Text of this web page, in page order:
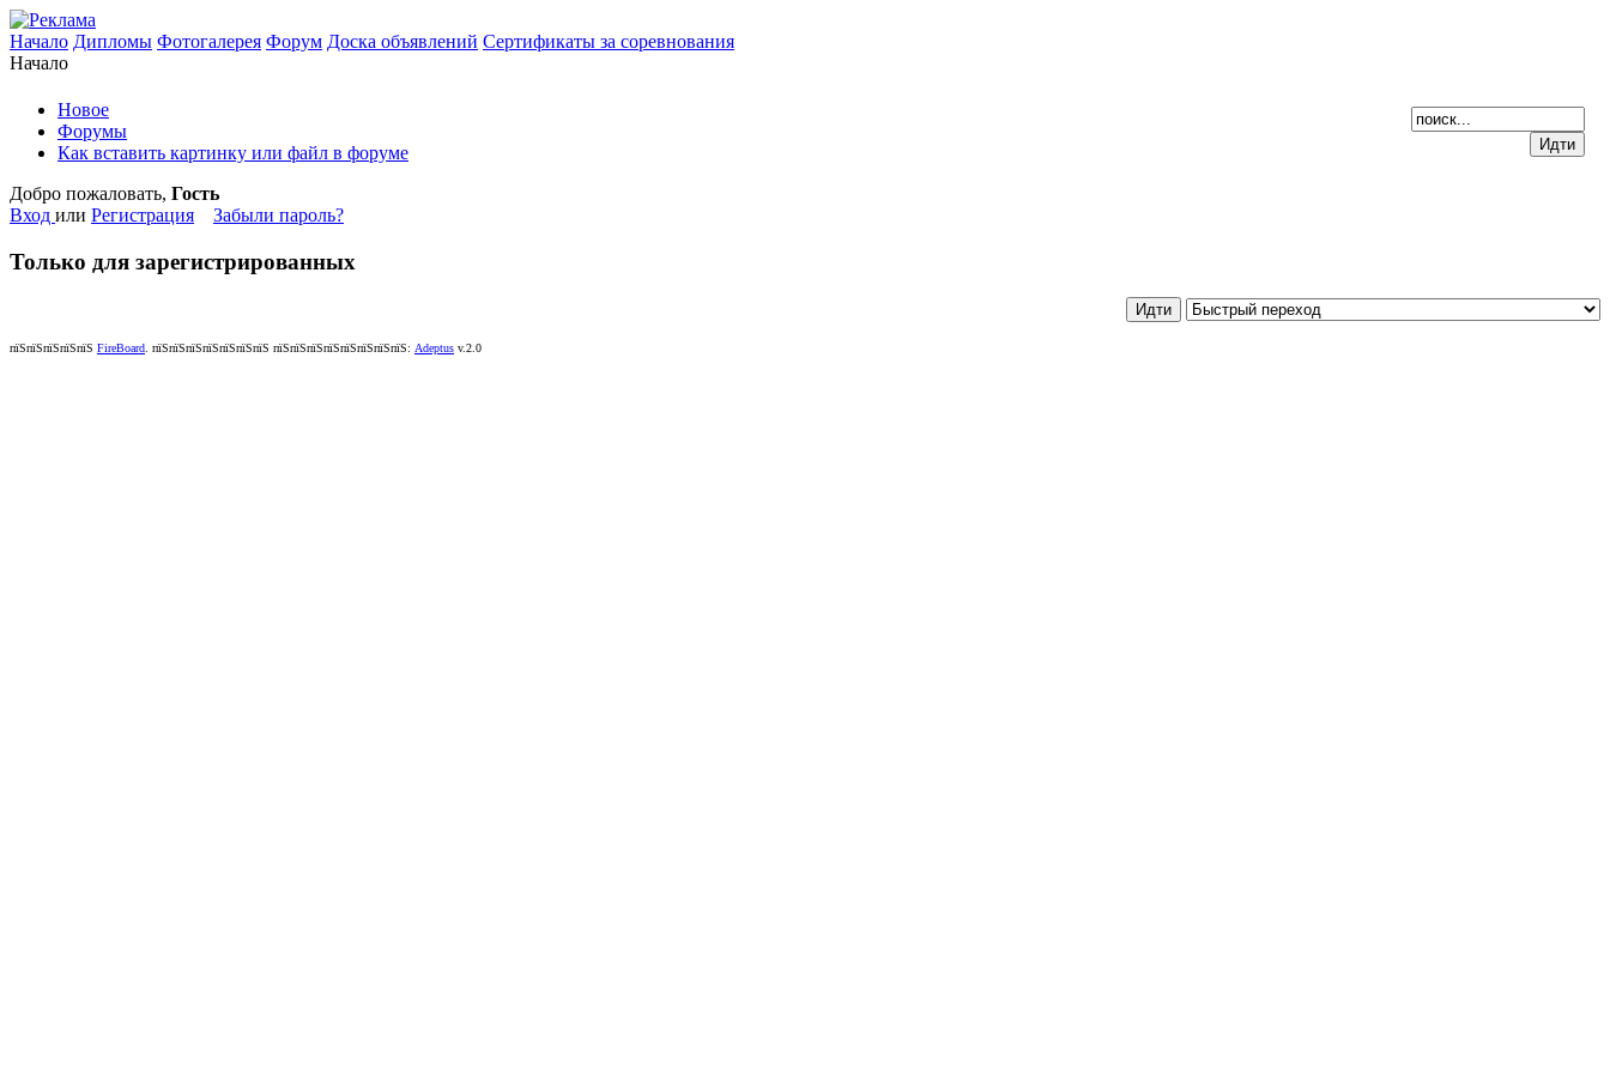
Начало Дипломы Фотогалерея Форум Доска объявлений Сертификаты за соревнования
Начало
Новое
Форумы
Как вставить картинку или файл в форуме
Добро пожаловать, Гость
Вход или Регистрация Забыли пароль?
Только для зарегистрированных
пїЅпїЅпїЅпїЅпїЅ FireBoard. пїЅпїЅпїЅпїЅпїЅпїЅпїЅ пїЅпїЅпїЅпїЅпїЅпїЅпїЅпїЅ: Adeptus v.2.0